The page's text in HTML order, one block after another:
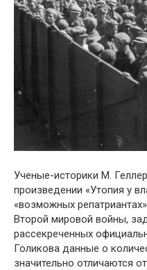
Ученые-историки М.
произведении «Утопия у
«возможных
Второй мировой войны,
рассекреченных
Голикова данные о
значительно отличаются